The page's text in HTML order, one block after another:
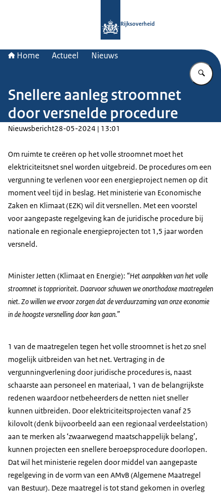
Rijksoverheid
Home Actueel Nieuws
Snellere aanleg stroomnet
door versnelde procedure
Nieuwsbericht28-05-2024 | 13:01
Om ruimte te creëren op het volle stroomnet moet het
elektriciteitsnet snel worden uitgebreid. De procedures om een
vergunning te verlenen voor een energieproject nemen op dit
moment veel tijd in beslag. Het ministerie van Economische
Zaken en Klimaat (EZK) wil dit versnellen. Met een voorstel
voor aangepaste regelgeving kan de juridische procedure bij
nationale en regionale energieprojecten tot 1,5 jaar worden
versneld.
Minister Jetten (Klimaat en Energie): “Het aanpakken van het volle
stroomnet is topprioriteit. Daarvoor schuwen we onorthodoxe maatregelen
niet. Zo willen we ervoor zorgen dat de verduurzaming van onze economie
in de hoogste versnelling door kan gaan.”
1 van de maatregelen tegen het volle stroomnet is het zo snel
mogelijk uitbreiden van het net. Vertraging in de
vergunningverlening door juridische procedures is, naast
schaarste aan personeel en materiaal, 1 van de belangrijkste
redenen waardoor netbeheerders de netten niet sneller
kunnen uitbreiden. Door elektriciteitsprojecten vanaf 25
kilovolt (denk bijvoorbeeld aan een regionaal verdeelstation)
aan te merken als ‘zwaarwegend maatschappelijk belang’,
kunnen projecten een snellere beroepsprocedure doorlopen.
Dat wil het ministerie regelen door middel van aangepaste
regelgeving in de vorm van een AMvB (Algemene Maatregel
van Bestuur). Deze maatregel is tot stand gekomen in overleg